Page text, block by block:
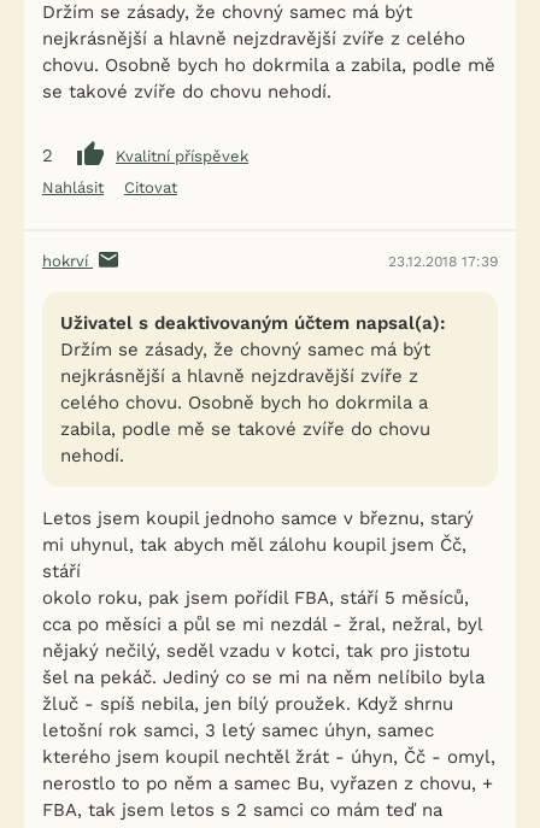
Držím se zásady, že chovný samec má být
nejkrásnější a hlavně nejzdravější zvíře z celého
chovu. Osobně bych ho dokrmila a zabila, podle mě
se takové zvíře do chovu nehodí.
2
Kvalitní příspěvek
Nahlásit
Citovat
hokrví 23.12.2018 17:39
Uživatel s deaktivovaným účtem napsal(a):
Držím se zásady, že chovný samec má být
nejkrásnější a hlavně nejzdravější zvíře z
celého chovu. Osobně bych ho dokrmila a
zabila, podle mě se takové zvíře do chovu
nehodí.
Letos jsem koupil jednoho samce v březnu, starý
mi uhynul, tak abych měl zálohu koupil jsem Čč,
stáří
okolo roku, pak jsem pořídil FBA, stáří 5 měsíců,
cca po měsíci a půl se mi nezdál - žral, nežral, byl
nějaký nečilý, seděl vzadu v kotci, tak pro jistotu
šel na pekáč. Jediný co se mi na něm nelíbilo byla
žluč - spíš nebila, jen bílý proužek. Když shrnu
letošní rok samci, 3 letý samec úhyn, samec
kterého jsem koupil nechtěl žrát - úhyn, Čč - omyl,
nerostlo to po něm a samec Bu, vyřazen z chovu, +
FBA, tak jsem letos s 2 samci co mám teď na